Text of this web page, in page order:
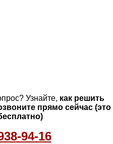
Узнайте, как решить
прямо сейчас (это
94-16